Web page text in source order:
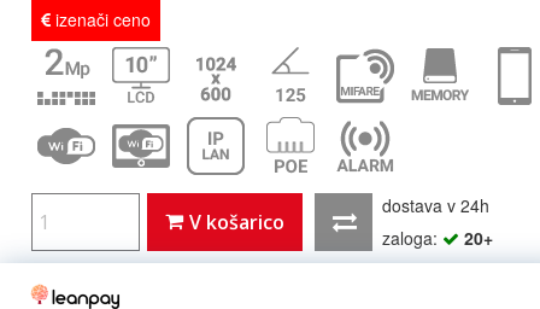
izenači ceno
V košarico
dostava v 24h
zaloga:
20+